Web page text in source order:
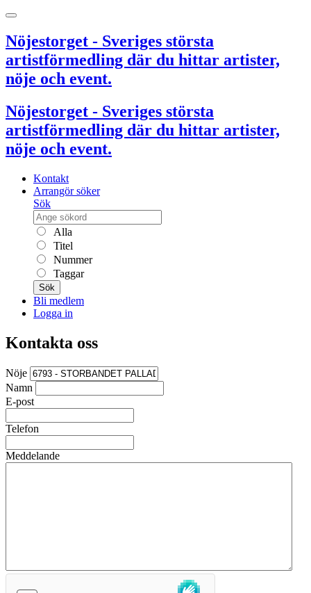
Nöjestorget - Sveriges största
artistförmedling där du hittar artister,
nöje och event.
Nöjestorget - Sveriges största
artistförmedling där du hittar artister,
nöje och event.
Kontakt
Arrangör söker
Sök
Alla
Titel
Nummer
Taggar
Sök
Bli medlem
Logga in
Kontakta oss
Nöje
Namn
E-post
Telefon
Meddelande